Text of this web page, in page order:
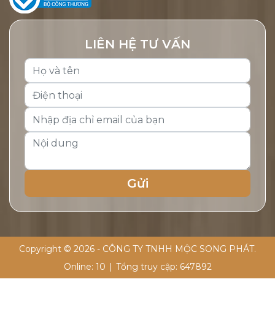
LIÊN HỆ TƯ VẤN
Copyright © 2026 - CÔNG TY TNHH MỘC SONG PHÁT.
Online: 10 Tổng truy cập: 647892